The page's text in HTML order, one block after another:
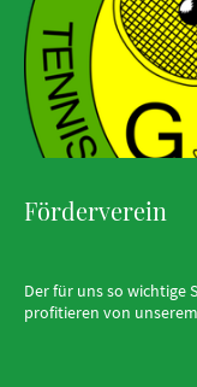
Förderverein
Der für uns so wichtige
profitieren von